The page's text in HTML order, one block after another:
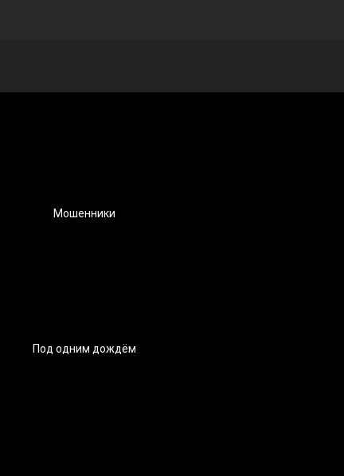
Мошенники
Под одним дождём